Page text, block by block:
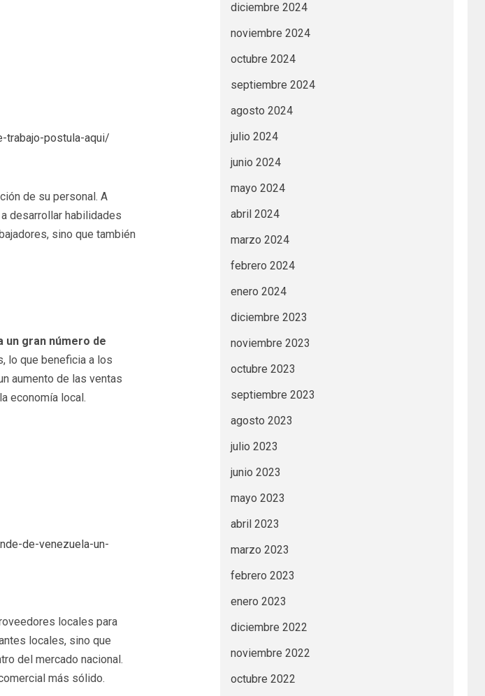
trabajo-postula-aqui/
de su personal. A
desarrollar habilidades
sino que también
un gran número de
lo que beneficia a los
aumento de las ventas
economía local.
de-venezuela-un-
locales para
locales, sino que
del mercado nacional.
más sólido.
diciembre 2024
noviembre 2024
octubre 2024
septiembre 2024
agosto 2024
julio 2024
junio 2024
mayo 2024
abril 2024
marzo 2024
febrero 2024
enero 2024
diciembre 2023
noviembre 2023
octubre 2023
septiembre 2023
agosto 2023
julio 2023
junio 2023
mayo 2023
abril 2023
marzo 2023
febrero 2023
enero 2023
diciembre 2022
noviembre 2022
octubre 2022